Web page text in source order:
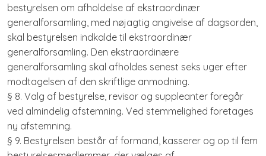
bestyrelsen om afholdelse af ekstraordinær
generalforsamling, med nøjagtig angivelse af dagsorden,
skal bestyrelsen indkalde til ekstraordinær
generalforsamling. Den ekstraordinære
generalforsamling skal afholdes senest seks uger efter
modtagelsen af den skriftlige anmodning.
§ 8. Valg af bestyrelse, revisor og suppleanter foregår
ved almindelig afstemning. Ved stemmelighed foretages
ny afstemning.
§ 9. Bestyrelsen består af formand, kasserer og op til fem